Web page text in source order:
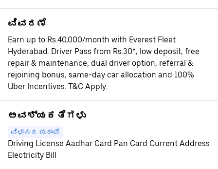
ವಿವರಣೆ
Earn up to Rs.40,000/month with Everest Fleet
Hyderabad. Driver Pass from Rs.30*, low deposit, free
repair & maintenance, dual driver option, referral &
rejoining bonus, same-day car allocation and 100%
Uber Incentives. T&C Apply.
ಅವಶ್ಯಕತೆಗಳು
ವಿಳಾಸದ ಪುರಾವೆ
Driving License Aadhar Card Pan Card Current Address
Electricity Bill